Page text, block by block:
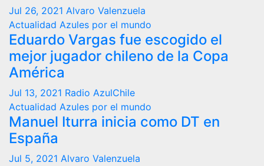
Jul 26, 2021 Alvaro Valenzuela
Actualidad Azules por el mundo
Eduardo Vargas fue escogido el
mejor jugador chileno de la Copa
América
Jul 13, 2021 Radio AzulChile
Actualidad Azules por el mundo
Manuel Iturra inicia como DT en
España
Jul 5, 2021 Alvaro Valenzuela